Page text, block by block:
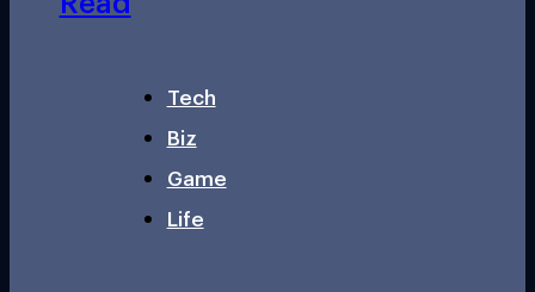
Tech
Biz
Game
Life